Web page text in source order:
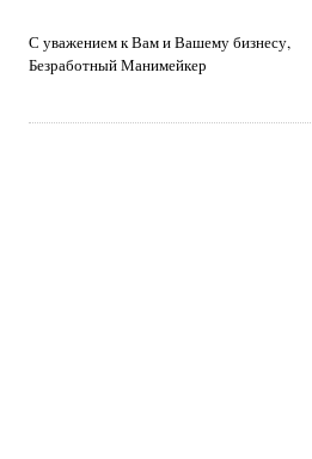
С уважением к Вам и Вашему бизнесу,
Безработный Манимейкер